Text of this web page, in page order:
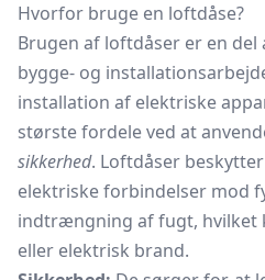
Hvorfor bruge en loftdåse?
Brugen af loftdåser er en
bygge- og
installation af elektriske
største fordele ved at
sikkerhed. Loftdåser
elektriske forbindelser mod
indtrængning af fugt, hvilket
eller elektrisk brand.